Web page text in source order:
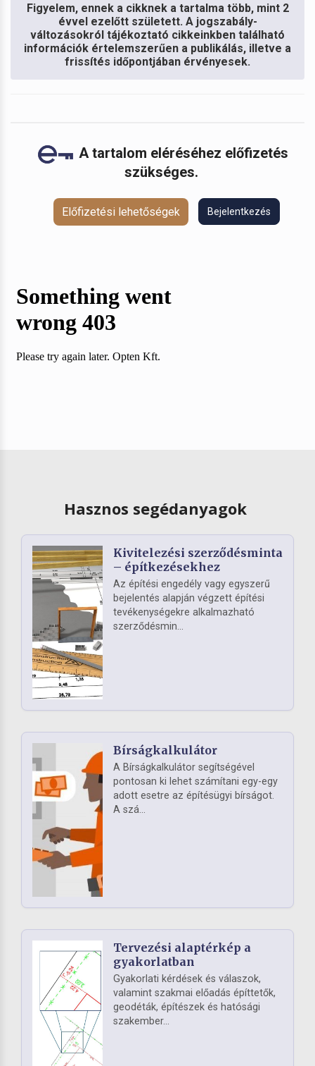
Figyelem, ennek a cikknek a tartalma több, mint 2
évvel ezelőtt született. A jogszabály-
változásokról tájékoztató cikkeinkben található
információk értelemszerűen a publikálás, illetve a
frissítés időpontjában érvényesek.
A tartalom eléréséhez előfizetés
szükséges.
Előfizetési lehetőségek Bejelentkezés
Hasznos segédanyagok
Kivitelezési szerződésminta
– építkezésekhez
Az építési engedély vagy egyszerű
bejelentés alapján végzett építési
tevékenységekre alkalmazható
szerződésmin...
Bírságkalkulátor
A Bírságkalkulátor segítségével
pontosan ki lehet számítani egy-egy
adott esetre az építésügyi bírságot.
A szá...
Tervezési alaptérkép a
gyakorlatban
Gyakorlati kérdések és válaszok,
valamint szakmai előadás építtetők,
geodéták, építészek és hatósági
szakember...